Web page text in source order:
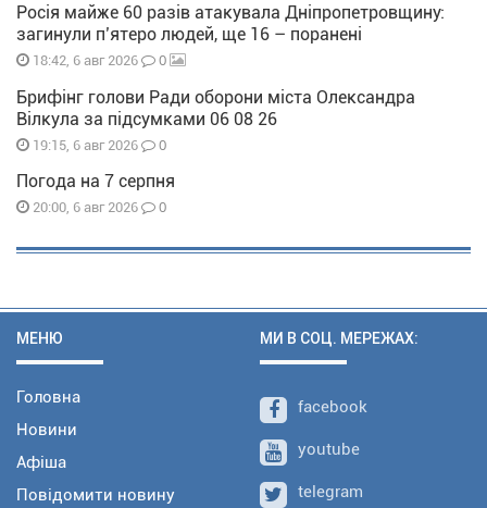
Росія майже 60 разів атакувала Дніпропетровщину:
загинули п’ятеро людей, ще 16 – поранені
18:42, 6 авг 2026 0
Брифінг голови Ради оборони міста Олександра
Вілкула за підсумками 06 08 26
19:15, 6 авг 2026 0
Погода на 7 серпня
20:00, 6 авг 2026 0
МЕНЮ
Головна
Новини
Афіша
Повідомити новину
МИ В СОЦ. МЕРЕЖАХ:
facebook
youtube
telegram